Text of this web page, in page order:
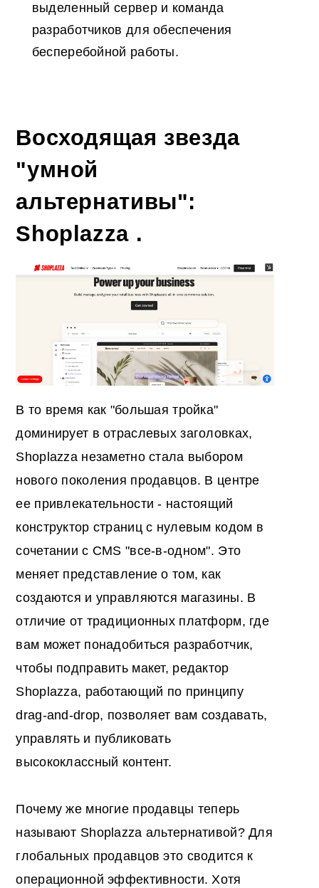
выделенный сервер и команда
разработчиков для обеспечения
бесперебойной работы.
Восходящая звезда
"умной
альтернативы":
Shoplazza .
В то время как "большая тройка"
доминирует в отраслевых заголовках,
Shoplazza незаметно стала выбором
нового поколения продавцов. В центре
ее привлекательности - настоящий
конструктор страниц с нулевым кодом в
сочетании с CMS "все-в-одном". Это
меняет представление о том, как
создаются и управляются магазины. В
отличие от традиционных платформ, где
вам может понадобиться разработчик,
чтобы подправить макет, редактор
Shoplazza, работающий по принципу
drag-and-drop, позволяет вам создавать,
управлять и публиковать
высококлассный контент.
Почему же многие продавцы теперь
называют Shoplazza альтернативой? Для
глобальных продавцов это сводится к
операционной эффективности. Хотя